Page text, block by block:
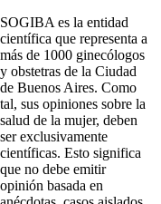
SOGIBA es la entidad
científica que representa a
más de 1000 ginecólogos
y obstetras de la Ciudad
de Buenos Aires. Como
tal, sus opiniones sobre la
salud de la mujer, deben
ser exclusivamente
científicas. Esto significa
que no debe emitir
opinión basada en